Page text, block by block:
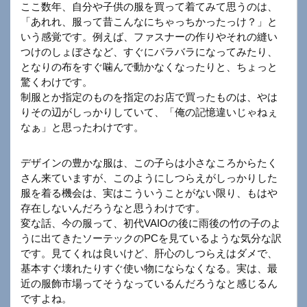
ここ数年、自分や子供の服を買って着てみて思うのは、
「あれれ、服って昔こんなにちゃっちかったっけ？」と
いう感覚です。例えば、ファスナーの作りやそれの縫い
つけのしょぼさなど、すぐにバラバラになってみたり、
となりの布をすぐ噛んで動かなくなったりと、ちょっと
驚くわけです。
制服とか指定のものを指定のお店で買ったものは、やは
りその辺がしっかりしていて、「俺の記憶違いじゃねぇ
なぁ」と思ったわけです。
デザインの豊かな服は、この子らは小さなころからたく
さん来ていますが、このようにしつらえがしっかりした
服を着る機会は、実はこういうことがない限り、もはや
存在しないんだろうなと思うわけです。
変な話、今の服って、初代VAIOの後に雨後の竹の子のよ
うに出てきたソーテックのPCを見ているような気分な訳
です。見てくれは良いけど、肝心のしつらえはダメで、
基本すぐ壊れたりすぐ使い物にならなくなる。実は、最
近の服飾市場ってそうなっているんだろうなと感じるん
ですよね。